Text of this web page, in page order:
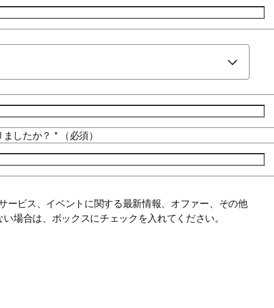
したか？ * （必須）
ービス、イベントに関する最新情報、オファー、その他
場合は、ボックスにチェックを入れてください。